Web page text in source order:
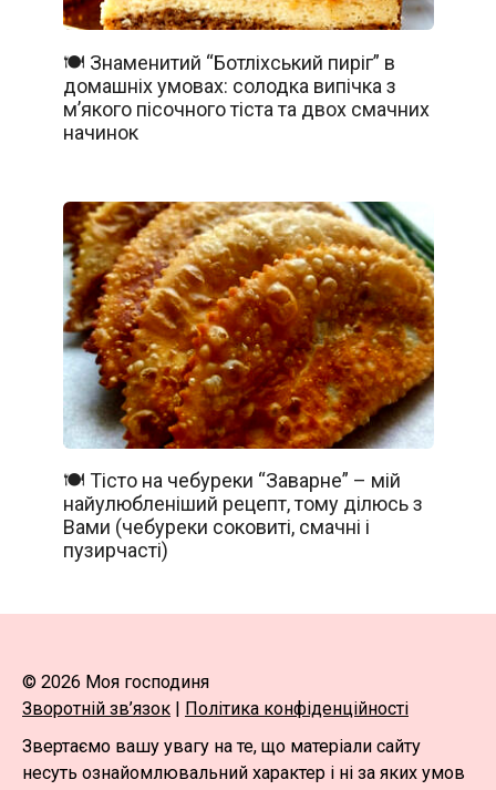
🍽️ Знаменитий “Ботліхський пиріг” в
домашніх умовах: солодка випічка з
м’якого пісочного тіста та двох смачних
начинок
🍽️ Тісто на чебуреки “Заварне” – мій
найулюбленіший рецепт, тому ділюсь з
Вами (чебуреки соковиті, смачні і
пузирчасті)
© 2026 Моя господиня
Зворотній зв’язок | Політика конфіденційності
Звертаємо вашу увагу на те, що матеріали сайту
несуть ознайомлювальний характер і ні за яких умов